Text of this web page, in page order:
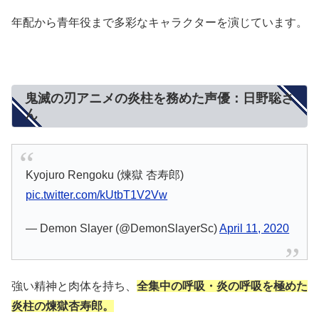
年配から青年役まで多彩なキャラクターを演じています。
鬼滅の刃アニメの炎柱を務めた声優：日野聡さ
ん
Kyojuro Rengoku (煉獄 杏寿郎)
pic.twitter.com/kUtbT1V2Vw
— Demon Slayer (@DemonSlayerSc)April 11, 2020
強い精神と肉体を持ち、 全集中の呼吸・炎の呼吸を極めた
炎柱の煉獄杏寿郎。